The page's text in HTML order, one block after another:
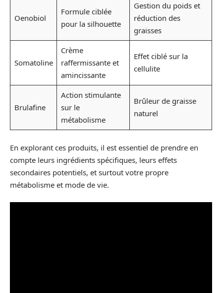
Oenobiol
Formule ciblée
pour la silhouette
Gestion du poids et
réduction des
graisses
Somatoline
Crème
raffermissante et
amincissante
Effet ciblé sur la
cellulite
Brulafine
Action stimulante
sur le
métabolisme
Brûleur de graisse
naturel
En explorant ces produits, il est essentiel de prendre en
compte leurs ingrédients spécifiques, leurs effets
secondaires potentiels, et surtout votre propre
métabolisme et mode de vie.